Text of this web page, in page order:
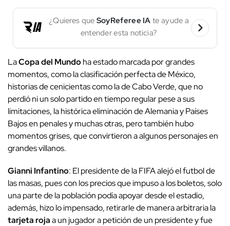
¿Quieres que SoyReferee IA te ayude a
entender esta noticia?
LaCopa del Mundoha estado marcada por grandes
momentos, como la clasificación perfecta de México,
historias de cenicientas como la de Cabo Verde, que no
perdió ni un solo partido en tiempo regular pese a sus
limitaciones, la histórica eliminación de Alemania y Países
Bajos en penales y muchas otras, pero también hubo
momentos grises, que convirtieron a algunos personajes en
grandes villanos.
Gianni Infantino: El presidente de la FIFA alejó el futbol de
las masas, pues con los precios que impuso a los boletos, solo
una parte de la población podía apoyar desde el estadio,
además, hizo lo impensado, retirarle de manera arbitraria la
tarjeta rojaa un jugador a petición de un presidente y fue